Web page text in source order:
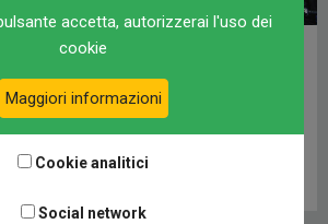
Germania | Viaggiare
in camper
VIAGGI EUROPA
19 LUGLIO 2018
accetta, autorizzerai l'uso dei
cookie
Maggiori informazioni
Cookie analitici
Social network